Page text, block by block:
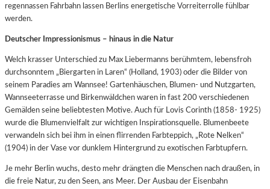
regennassen Fahrbahn lassen Berlins energetische Vorreiterrolle fühlbar
werden.
Deutscher Impressionismus – hinaus in die Natur
Welch krasser Unterschied zu Max Liebermanns berühmtem, lebensfroh
durchsonntem „Biergarten in Laren“ (Holland, 1903) oder die Bilder von
seinem Paradies am Wannsee! Gartenhäuschen, Blumen- und Nutzgarten,
Wannseeterrasse und Birkenwäldchen waren in fast 200 verschiedenen
Gemälden seine beliebtesten Motive. Auch für Lovis Corinth (1858- 1925)
wurde die Blumenvielfalt zur wichtigen Inspirationsquelle. Blumenbeete
verwandeln sich bei ihm in einen flirrenden Farbteppich, „Rote Nelken“
(1904) in der Vase vor dunklem Hintergrund zu exotischen Farbtupfern.
Je mehr Berlin wuchs, desto mehr drängten die Menschen nach draußen, in
die freie Natur, zu den Seen, ans Meer. Der Ausbau der Eisenbahn